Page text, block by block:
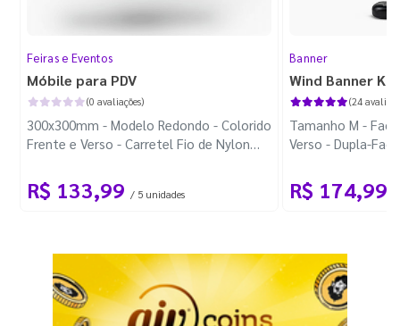
Feiras e Eventos
Móbile para PDV
(0 avaliações)
300x300mm - Modelo Redondo - Colorido
Frente e Verso - Carretel Fio de Nylon
R$ 133,99 / 5 unidades
Banner
Wind Banner
(24
Tamanho M -
Verso - Dupla-
R$ 174,99